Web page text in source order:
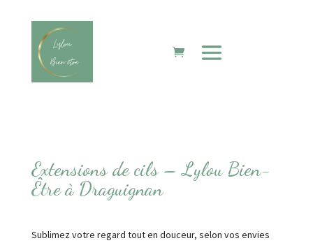
Extensions de cils – Lylou Bien-
Être à Draguignan
Sublimez votre regard tout en douceur, selon vos envies